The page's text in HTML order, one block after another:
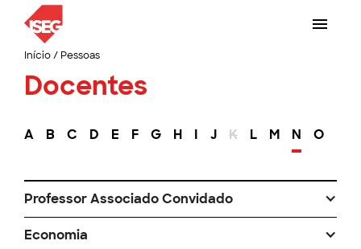
Início/ Pessoas
Docentes
A B C D E F G H I J K L M N O
Professor Associado Convidado
Economia